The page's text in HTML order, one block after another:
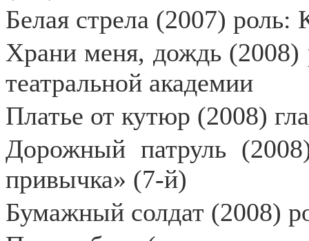
Белая стрела (2007) роль:
Храни меня, дождь
театральной академии
Платье от кутюр (2008)
Дорожный патруль
привычка» (7-й)
Бумажный солдат (2008)